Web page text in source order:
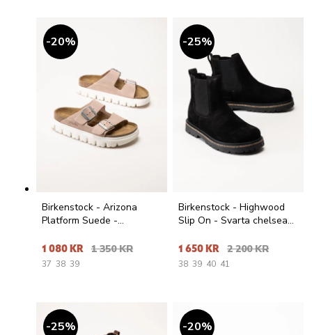
20%
Birkenstock - Arizona
Platform Suede -
platåsandaler
1 080 KR 1 350 KR
37 38 39
25%
Birkenstock - Highwood
Slip On - Svarta chelsea
1 650 KR 2 200 KR
38 39 40 41
25% 20%